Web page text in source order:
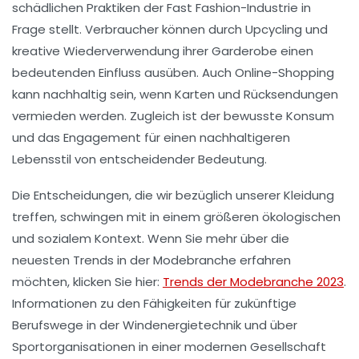
schädlichen Praktiken derFast Fashion-Industrie in
Frage stellt. Verbraucher können durch Upcycling und
kreative Wiederverwendung ihrer Garderobe einen
bedeutenden Einfluss ausüben. Auch Online-Shopping
kann nachhaltig sein, wenn Karten und Rücksendungen
vermieden werden. Zugleich ist der bewusste Konsum
und das Engagement für einen nachhaltigeren
Lebensstil von entscheidender Bedeutung.
Die Entscheidungen, die wir bezüglich unserer Kleidung
treffen, schwingen mit in einem größeren ökologischen
und sozialem Kontext. Wenn Sie mehr über die
neuesten Trends in der Modebranche erfahren
möchten, klicken Sie hier: Trends der Modebranche 2023.
Informationen zu den Fähigkeiten für zukünftige
Berufswege in derWindenergietechnikund über
Sportorganisationen in einer modernen Gesellschaft